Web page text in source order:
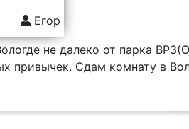
Егор
не далеко от парка
привычек. Сдам комнату в